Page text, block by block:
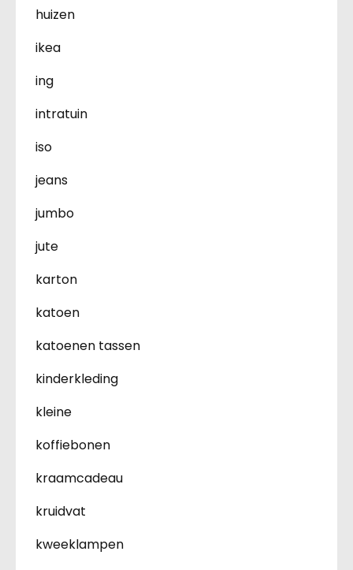
huizen
ikea
ing
intratuin
iso
jeans
jumbo
jute
karton
katoen
katoenen tassen
kinderkleding
kleine
koffiebonen
kraamcadeau
kruidvat
kweeklampen